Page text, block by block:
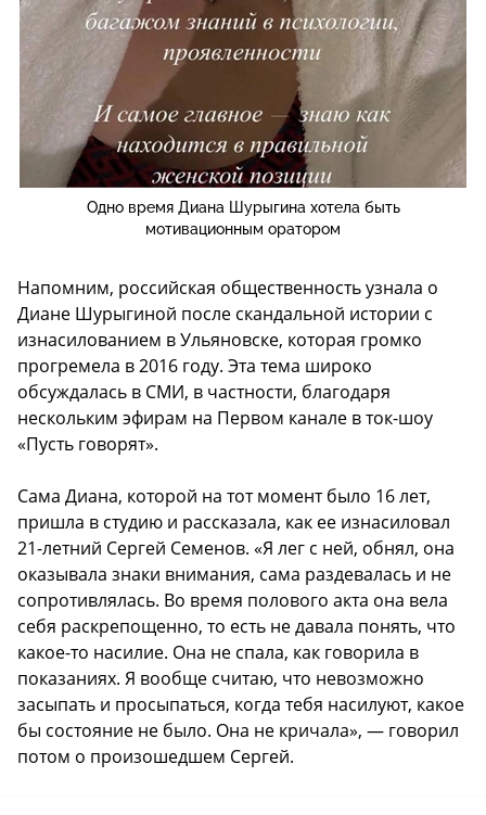
Одно время Диана Шурыгина хотела быть
мотивационным оратором
Напомним, российская общественность узнала о
Диане Шурыгиной после скандальной истории с
изнасилованием в Ульяновске, которая громко
прогремела в 2016 году. Эта тема широко
обсуждалась в СМИ, в частности, благодаря
нескольким эфирам на Первом канале в ток-шоу
«Пусть говорят».
Сама Диана, которой на тот момент было 16 лет,
пришла в студию и рассказала, как ее изнасиловал
21-летний Сергей Семенов. «Я лег с ней, обнял, она
оказывала знаки внимания, сама раздевалась и не
сопротивлялась. Во время полового акта она вела
себя раскрепощенно, то есть не давала понять, что
какое-то насилие. Она не спала, как говорила в
показаниях. Я вообще считаю, что невозможно
засыпать и просыпаться, когда тебя насилуют, какое
бы состояние не было. Она не кричала», — говорил
потом о произошедшем Сергей.